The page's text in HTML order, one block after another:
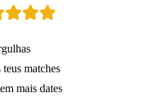
matches
mais dates